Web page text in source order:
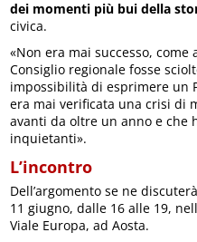
dei momenti più bui della
civica.
«Non era mai successo, come
Consiglio regionale fosse
impossibilità di esprimere un
era mai verificata una crisi di
avanti da oltre un anno e che
inquietanti».
L’incontro
Dell’argomento se ne
11 giugno, dalle 16 alle 19,
Viale Europa, ad Aosta.